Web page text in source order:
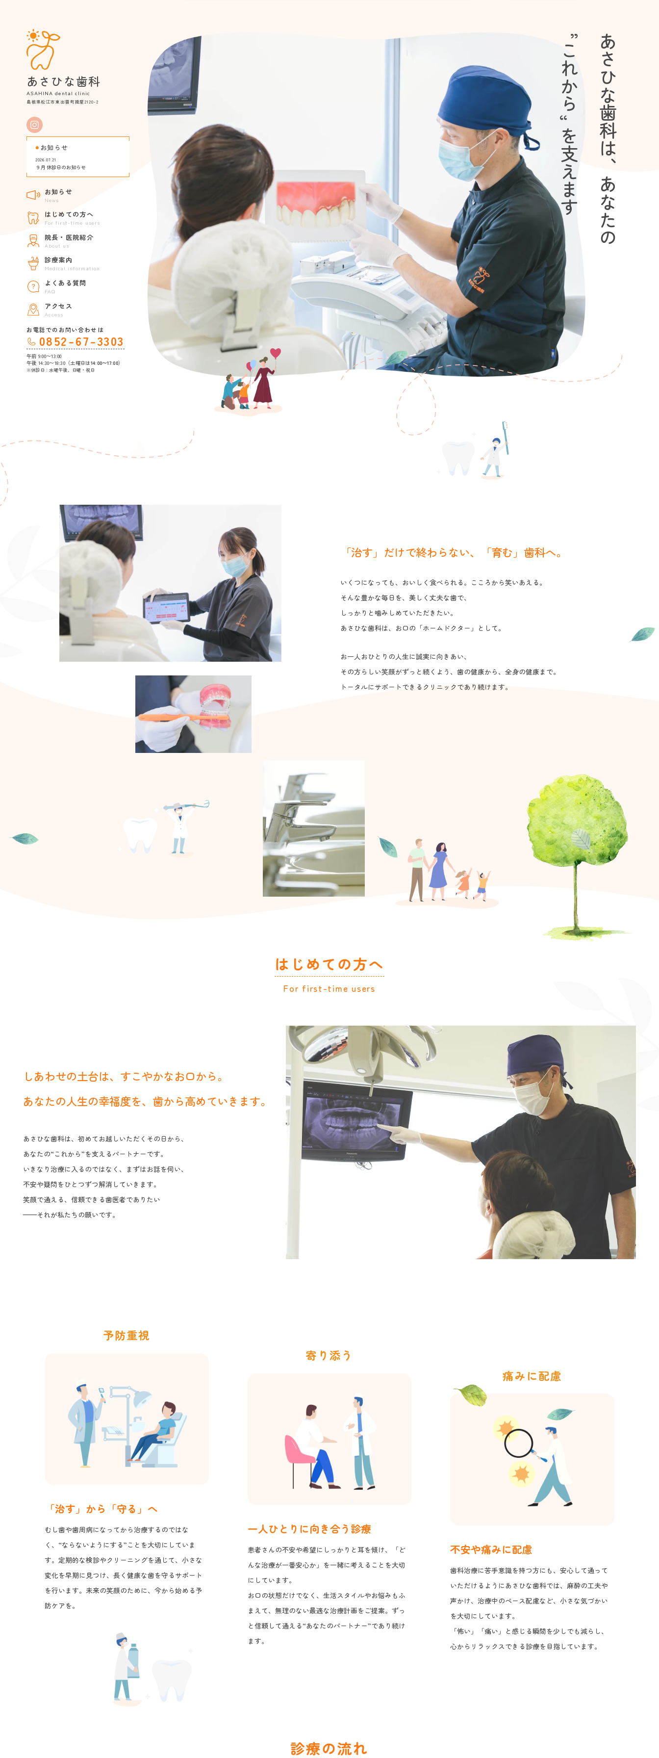
あさひな歯科は、あなたの
“
これから
”
を支えます
あさひな歯科
ASAHINA dental clinic
島根県松江市東出雲町揖屋2120-2
お知らせ
2026.07.21
９月 休診日のお知らせ
お知らせ
News
はじめての方へ
For first-time users
院長・医院紹介
About us
診療案内
Medical information
よくある質問
FAQ
アクセス
Access
お電話でのお問い合わせは
0852-67-3303
午前 9:00〜13:00
午後 14:30〜18:30（土曜日は14:00〜17:00）
※休診日：水曜午後、日曜・祝日
「治す」だけで終わらない、 「育む」歯科へ。
いくつになっても、おいしく食べられる。 こころから笑いあえる。
そんな豊かな毎日を、美しく丈夫な歯で、
しっかりと噛みしめていただきたい。
あさひな歯科は、お口の「ホームドクター」として。
お一人おひとりの人生に誠実に向きあい、
その方らしい笑顔がずっと続くよう、歯の健康から、全身の健康まで。
トータルにサポートできるクリニックであり続けます。
はじめての方へ
For first-time users
しあわせの土台は、すこやかなお口から。
あなたの人生の幸福度を、歯から高めていきます。
あさひな歯科は、初めてお越しいただくその日から、
あなたの“これから”を支えるパートナーです。
いきなり治療に入るのではなく、まずはお話を伺い、
不安や疑問をひとつずつ解消していきます。
笑顔で通える、信頼できる歯医者でありたい
——それが私たちの願いです。
予防重視
「治す」から「守る」へ
むし歯や歯周病になってから治療するのではな
く、“ならないようにする”ことを大切にしていま
す。定期的な検診やクリーニングを通じて、小さな
変化を早期に見つけ、長く健康な歯を守るサポート
を行います。未来の笑顔のために、今から始める予
防ケアを。
寄り添う
一人ひとりに向き合う診療
患者さんの不安や希望にしっかりと耳を傾け、「ど
んな治療が一番安心か」を一緒に考えることを大切
にしています。
お口の状態だけでなく、生活スタイルやお悩みもふ
まえて、無理のない最適な治療計画をご提案。ずっ
と信頼して通える“あなたのパートナー”であり続け
ます。
痛みに配慮
不安や痛みに配慮
歯科治療に苦手意識を持つ方にも、安心して通って
いただけるようにあさひな歯科では、麻酔の工夫や
声かけ、治療中のペース配慮など、小さな気づかい
を大切にしています。
「怖い」「痛い」と感じる瞬間を少しでも減らし、
心からリラックスできる診療を目指しています。
診療の流れ